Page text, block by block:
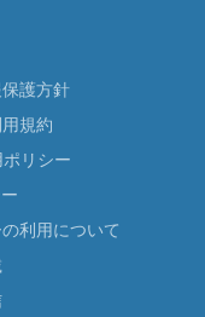
護方針
規約
リシー
利用について